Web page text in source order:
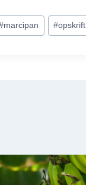
marcipan #opskrift